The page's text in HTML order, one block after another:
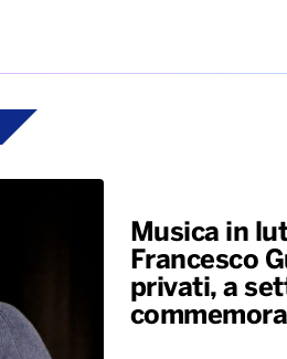
Musica in
Francesco
privati, a